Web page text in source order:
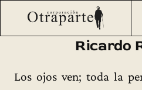
Saltar
Otraparte.org/Fernando
Ricardo
Ricardo
Los ojos ven; toda la